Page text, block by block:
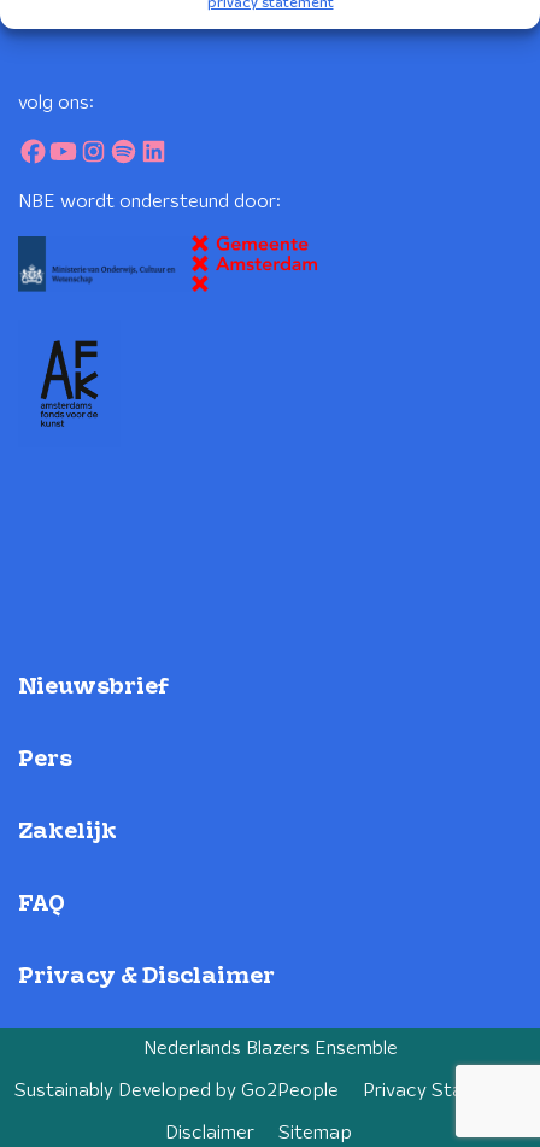
privacy statement
volg ons:
NBE wordt ondersteund door:
Nieuwsbrief
Pers
Zakelijk
FAQ
Privacy & Disclaimer
Nederlands Blazers Ensemble
Sustainably Developed by Go2People Privacy Statement
Disclaimer Sitemap